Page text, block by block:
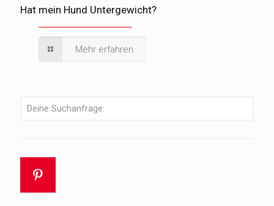
Hat mein Hund Untergewicht?
Mehr erfahren